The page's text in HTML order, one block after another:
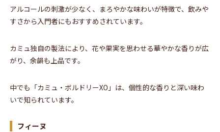
アルコールの刺激が少なく、まろやかな味わいが特徴で、飲みや
すさから入門者にもおすすめされています。
カミュ独自の製法により、花や果実を思わせる華やかな香りが広
がり、余韻も上品です。
中でも「カミュ・ボルドリーXO」は、個性的な香りと深い味わ
いで知られています。
フィーヌ